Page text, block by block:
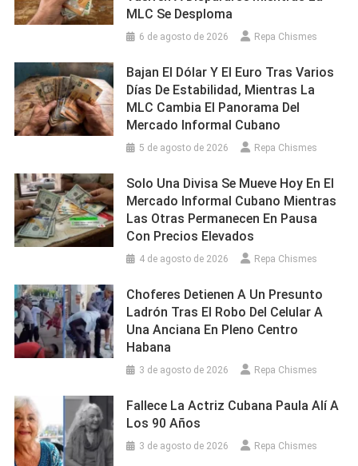
MLC Se Desploma
6 de agosto de 2026 Repa Chismes
Bajan El Dólar Y El Euro Tras Varios
Días De Estabilidad, Mientras La
MLC Cambia El Panorama Del
Mercado Informal Cubano
5 de agosto de 2026 Repa Chismes
Solo Una Divisa Se Mueve Hoy En El
Mercado Informal Cubano Mientras
Las Otras Permanecen En Pausa
Con Precios Elevados
4 de agosto de 2026 Repa Chismes
Choferes Detienen A Un Presunto
Ladrón Tras El Robo Del Celular A
Una Anciana En Pleno Centro
Habana
3 de agosto de 2026 Repa Chismes
Fallece La Actriz Cubana Paula Alí A
Los 90 Años
3 de agosto de 2026 Repa Chismes